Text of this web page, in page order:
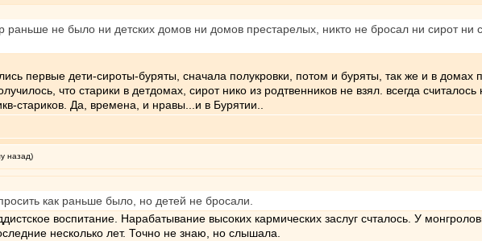
раньше не было ни детских домов ни домов престарелых, никто не бросал ни сирот ни
первые дети-сироты-буряты, сначала полукровки, потом и буряты, так же и в домах
что старики в детдомах, сирот нико из родтвенников не взял. всегда
стариков. Да, времена, и нравы...и в Бурятии..
назад)
как раньше было, но детей не бросали.
воспитание. Нарабатывание высоких кармических заслуг счталось. У
несколько лет. Точно не знаю, но слышала.